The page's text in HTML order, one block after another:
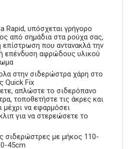
Rapid, υπόσχεται γρήγορο
από σημάδια στα ρούχα σας,
επίστρωση που αντανακλά την
επένδυση αφρώδους υλικού
στην σιδερώστρα χάρη στο
Quick Fix
απλώστε το σιδερόπανο
τοποθετήστε τις άκρες και
μέχρι να εφαρμόσει
για να στερεώσετε το
σιδερώστρες με μήκος 110-
45cm